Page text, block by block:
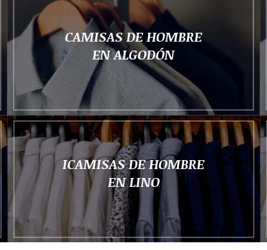
CAMISAS DE HOMBRE
EN ALGODÓN
ICAMISAS DE HOMBRE
EN LINO